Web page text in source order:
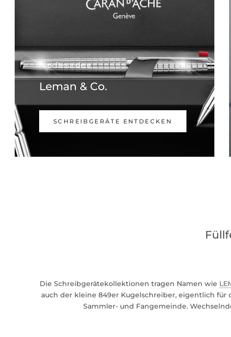
Fürs Besondere
Leman & Co.
SCHREIBGERÄTE ENTDECKEN
Die Schreibgerätekollektionen tragen Namen wie
auch der kleine 849er Kugelschreiber, eigentlich
Sammler- und Fangemeinde.